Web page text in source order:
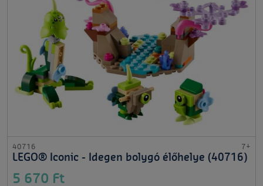
40716 7+
LEGO® Iconic - Idegen bolygó élőhelye (40716)
5 670 Ft